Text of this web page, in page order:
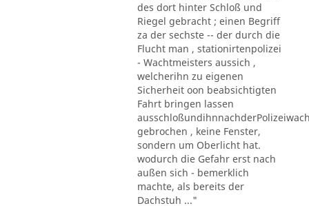
des dort hinter Schloß und
Riegel gebracht ; einen Begriff
za der sechste -- der durch die
Flucht man , stationirtenpolizei
- Wachtmeisters aussich ,
welcherihn zu eigenen
Sicherheit oon beabsichtigten
Fahrt bringen lassen
gebrochen , keine Fenster,
sondern um Oberlicht hat.
wodurch die Gefahr erst nach
außen sich - bemerklich
machte, als bereits der
Dachstuh ..."